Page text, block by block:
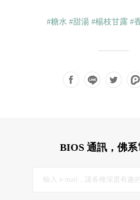
#糖水 #甜湯 #楊枝甘露 #
BIOS 通訊，佛系